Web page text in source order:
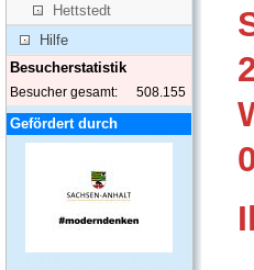
Hettstedt
Hilfe
Besucherstatistik
Besucher gesamt: 508.155
Gefördert durch